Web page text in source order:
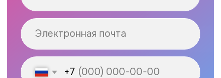
модуль (например, от Prodamus) или
генерировался автоматически при
оформлении заказа.
Насколько безопасна оплата
по QR-коду для клиентов?